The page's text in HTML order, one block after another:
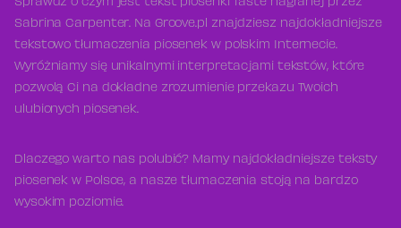
Sprawdź o czym jest tekst piosenki Taste nagranej przez
Sabrina Carpenter. Na Groove.pl znajdziesz najdokładniejsze
tekstowo tłumaczenia piosenek w polskim Internecie.
Wyróżniamy się unikalnymi interpretacjami tekstów, które
pozwolą Ci na dokładne zrozumienie przekazu Twoich
ulubionych piosenek.
Dlaczego warto nas polubić? Mamy najdokładniejsze teksty
piosenek w Polsce, a nasze tłumaczenia stoją na bardzo
wysokim poziomie.